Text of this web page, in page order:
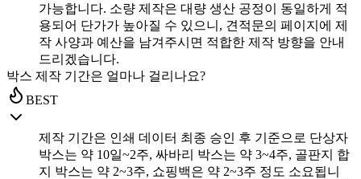
가능합니다. 소량 제작은 대량 생산 공정이 동일하게 적
용되어 단가가 높아질 수 있으니, 견적문의 페이지에 제
작 사양과 예산을 남겨주시면 적합한 제작 방향을 안내
드리겠습니다.
박스 제작 기간은 얼마나 걸리나요?
BEST
제작 기간은 인쇄 데이터 최종 승인 후 기준으로 단상자
박스는 약 10일~2주, 싸바리 박스는 약 3~4주, 골판지 합
지 박스는 약 2~3주, 쇼핑백은 약 2~3주 정도 소요됩니